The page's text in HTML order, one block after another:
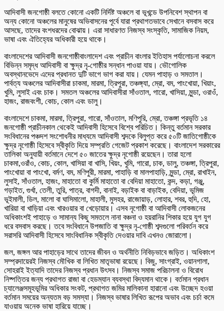
আদিবাসী জনগোষ্ঠী বলতে কোনো একটি নির্দিষ্ট অঞ্চলে বা ভূখন্ডে উপনিবেশ স্থাপন বা
অন্য কোনো অঞ্চলের মানুষের অভিবাসনের পূর্বে যারা প্রথাগতভাবে সেখানে বসবাস করে
আসছে, তাদের বংশধরদের বোঝায়। এরা সাধারণত নিজস্ব সংস্কৃতি, সামাজিক নিয়ম,
ভাষা এবং ঐতিহ্যের অধিকারী হয়ে থাকে।
বাংলাদেশের আদিবাসী জনগোষ্ঠীবাংলাদেশ এবং প্রাচীন বাংলার ইতিহাস পর্যালোচনা করলে
বিভিন্ন সমৃদ্ধ আদিবাসী বা ক্ষুদ্র নৃ-গোষ্ঠীর সন্ধান পাওয়া যায়। ভৌগোলিক
অবস্থানভেদে এদের প্রধানত দুটি ভাগে ভাগ করা যায়। যেমন পাহাড় ও সমতাল।
পার্বত্য অঞ্চলের আদিবাসীরা চাকমা, মারমা, ত্রিপুরা, তঞ্চঙ্গ্যা, ম্রো, বম, পাংখোয়া, খিয়াং,
খুমি, লুসাই এবং চাক। সমতল অঞ্চলের আদিবাসীরা সাঁওতাল, গারো, খাসিয়া, মুন্ডা, ওরাওঁ,
হাজং, রাজবংশী, কোচ, কোল এবং ডালু।
বাংলাদেশে চাকমা, মারমা, ত্রিপুরা, গারো, সাঁওতাল, মণিপুরি, ম্রো, তঞ্চঙ্গা প্রভৃতি ১৪
জনগোষ্ঠী প্রাচীনকাল থেকেই আদিবাসী হিসেবে বিশ্বে পরিচিত। কিন্তু বর্তমান সরকার
সংবিধানের পঞ্চদশ সংশোধনীর মাধ্যমে আদিবাসী শব্দকে বিলুপ্ত করে ৫০টি জাতিগোষ্ঠীকে
ক্ষুদ্র নৃগোষ্ঠী হিসেবে স্বীকৃতি দিয়ে সম্প্রতি গেজেট প্রকাশ করেছে। বাংলাদেশ সরকারের
তালিকা অনুযায়ী বর্তমানে দেশে ৫০ জাতের ক্ষুদ্র নৃগোষ্ঠী রয়েছেন। তারা হলো
চাকমা,ওরাঁও, কোচ, কোল, খাসিয়া বা খাসি, খিয়ং, খুমি, গারো, চাক, ডালু, তঞ্চঙ্গা, ত্রিপুরা,
পাংখোয়া বা পাংখো, বর্মণ, বম, মণিপুরী, মারমা, পাহাড়ি বা মালপাহাড়ি, মুন্ডা, ম্রো, রাখাইন,
লুসাই, সাঁওতাল, হাজং, মাহাতো বা কুর্মি মাহাতো বা বেদিয়া মাহাতো, কন্দ, কড়া, গঞ্জু,
গড়াইত, গুর্খা, তেলী, তুরি, পাত্র, বাগদী, বানাই, বড়াইক বা বাড়াইক, বেদিয়া, ভূমিজ
ভূইমালী, ডিল, মালো বা ঘাসিমালো, মাহালী, মুসহর, রাজোয়াড়, লোহার, শবর, হুদি, হো,
খারিয়া বা খাড়িয়া এবং খারওয়ার বা খেড়োয়ার। এসব নৃগোষ্ঠী বা আদিবাসী লোকজনের
অধিকাংশই পাহাড়ে ও সামান্য কিছু সমতলে নানা বঞ্চনা ও হয়রানির শিকার হয়ে যুগ যুগ
ধরে বসবাস করছে। তবে সংবিধানে উপজাতি বা ক্ষুদ্র নৃ-গোষ্ঠী শব্দগুলো পরিবর্তন করে
সরাসরি আদিবাসী হিসেবে সাংবিধানিক স্বীকৃতি দেওয়ার দাবি এখনও জোরালো।
জল, জঙ্গল আর পাহাড়ের সাথে তাদের জীবন ও অর্থনীতি নিবিড়ভাবে জড়িত। অধিকাংশ
সম্প্রদায়েরই নিজস্ব মৌখিক বা লিখিত মাতৃভাষা রয়েছে। বিজু, সাংগ্রাই, ওয়ানগালা,
সোহরাই ইত্যাদি তাদের নিজস্ব প্রধান উৎসব। নিজস্ব সমাজ পরিচালনা ও বিরোধ
নিষ্পত্তির জন্য প্রথাগত রাজা বা হেডম্যান ব্যবস্থা বিদ্যমান থাকে। বর্তমান প্রধান
চ্যালেঞ্জসমূহভূমির অধিকার সংকট, প্রথাগত জমির মালিকানা হারানো এবং উচ্ছেদ হওয়া
বর্তমান সময়ের অন্যতম বড় সমস্যা। নিজস্ব ভাষার লিখিত রূপের অভাব এবং চর্চা কমে
যাওয়ায় অনেক ভাষা হারিয়ে যাচ্ছে।